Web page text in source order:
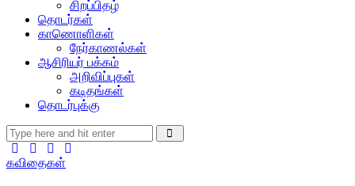
சிறப்பிதழ்
தொடர்கள்
காணொளிகள்
நேர்காணல்கள்
ஆசிரியர் பக்கம்
அறிவிப்புகள்
கடிதங்கள்
தொடர்புக்கு
கவிதைகள்